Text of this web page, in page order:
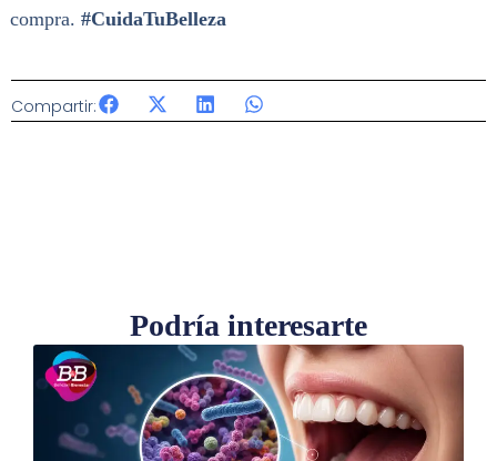
compra. #CuidaTuBelleza
Compartir:
Podría interesarte